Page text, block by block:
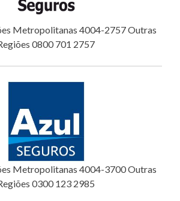
Metropolitanas 4004-2757 Outras
0800 701 2757
Metropolitanas 4004-3700 Outras
0300 123 2985